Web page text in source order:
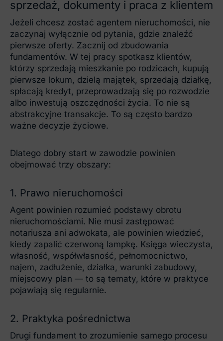
sprzedaż, dokumenty i praca z klientem
Jeżeli chcesz zostać agentem nieruchomości, nie
zaczynaj wyłącznie od pytania, gdzie znaleźć
pierwsze oferty. Zacznij od zbudowania
fundamentów. W tej pracy spotkasz klientów,
którzy sprzedają mieszkanie po rodzicach, kupują
pierwsze lokum, dzielą majątek, sprzedają działkę,
spłacają kredyt, przeprowadzają się po rozwodzie
albo inwestują oszczędności życia. To nie są
abstrakcyjne transakcje. To są często bardzo
ważne decyzje życiowe.
Dlatego dobry start w zawodzie powinien
obejmować trzy obszary:
1. Prawo nieruchomości
Agent powinien rozumieć podstawy obrotu
nieruchomościami. Nie musi zastępować
notariusza ani adwokata, ale powinien wiedzieć,
kiedy zapalić czerwoną lampkę. Księga wieczysta,
własność, współwłasność, pełnomocnictwo,
najem, zadłużenie, działka, warunki zabudowy,
miejscowy plan — to są tematy, które w praktyce
pojawiają się regularnie.
2. Praktyka pośrednictwa
Drugi fundament to zrozumienie samego procesu